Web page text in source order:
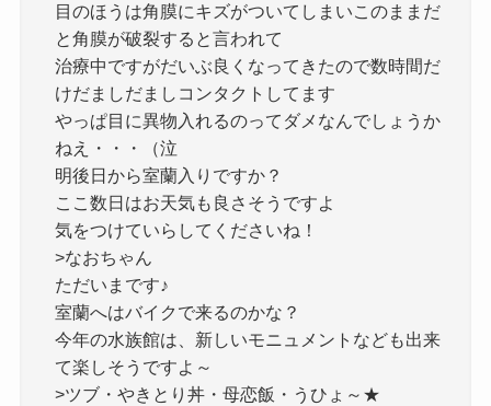
目のほうは角膜にキズがついてしまいこのままだ
と角膜が破裂すると言われて
治療中ですがだいぶ良くなってきたので数時間だ
けだましだましコンタクトしてます
やっぱ目に異物入れるのってダメなんでしょうか
ねえ・・・（泣
明後日から室蘭入りですか？
ここ数日はお天気も良さそうですよ
気をつけていらしてくださいね！
>なおちゃん
ただいまです♪
室蘭へはバイクで来るのかな？
今年の水族館は、新しいモニュメントなども出来
て楽しそうですよ～
>ツブ・やきとり丼・母恋飯・うひょ～★